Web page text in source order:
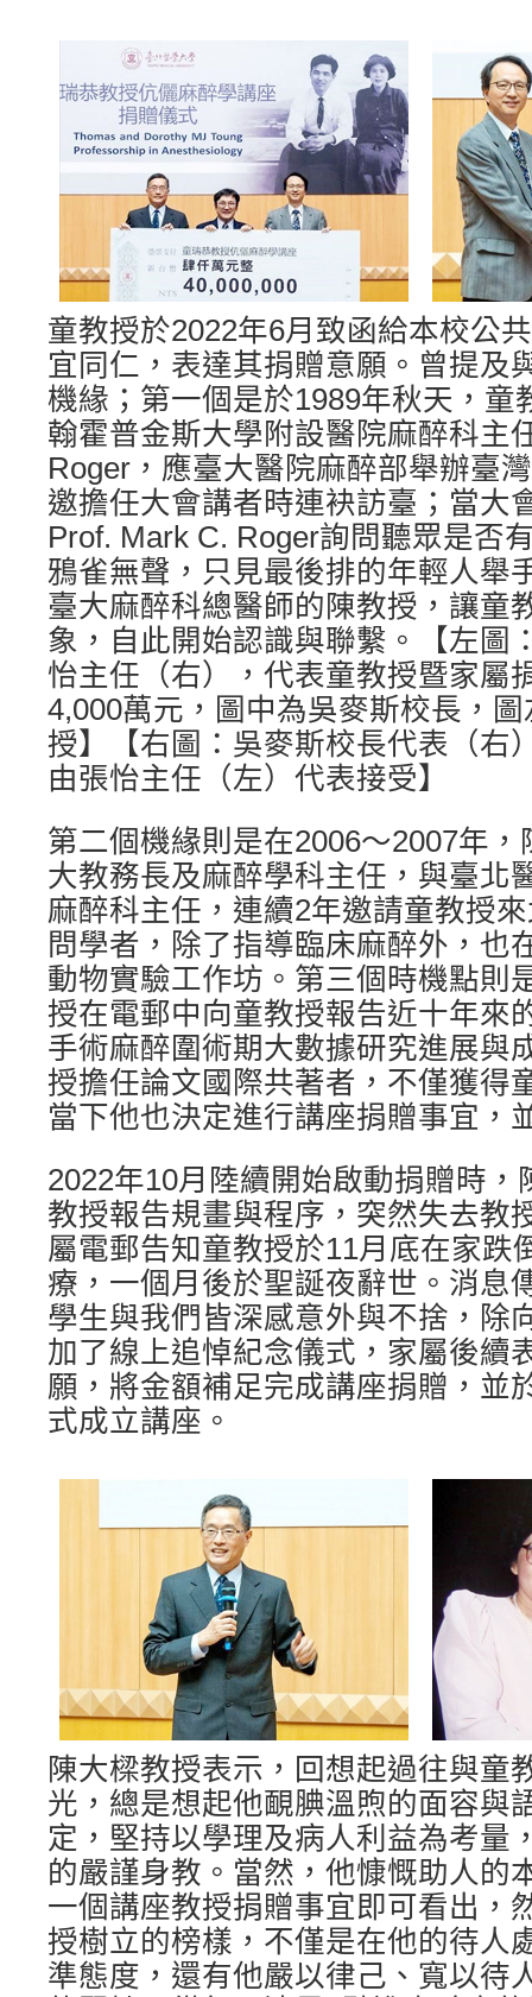
童教授於2022年6月致函給本校公
宜同仁，表達其捐贈意願。曾提及
機緣；第一個是於1989年秋天，童
翰霍普金斯大學附設醫院麻醉科主
Roger，應臺大醫院麻醉部舉辦臺
邀擔任大會講者時連袂訪臺；當大
Prof. Mark C. Roger詢問聽眾是否
鴉雀無聲，只見最後排的年輕人舉
臺大麻醉科總醫師的陳教授，讓童
象，自此開始認識與聯繫。【左圖
怡主任（右），代表童教授暨家屬
4,000萬元，圖中為吳麥斯校長，
授】【右圖：吳麥斯校長代表（右
由張怡主任（左）代表接受】
第二個機緣則是在2006～2007年
大教務長及麻醉學科主任，與臺北
麻醉科主任，連續2年邀請童教授
問學者，除了指導臨床麻醉外，也
動物實驗工作坊。第三個時機點則
授在電郵中向童教授報告近十年來
手術麻醉圍術期大數據研究進展與
授擔任論文國際共著者，不僅獲得
當下他也決定進行講座捐贈事宜，
2022年10月陸續開始啟動捐贈時，
教授報告規畫與程序，突然失去教
屬電郵告知童教授於11月底在家跌
療，一個月後於聖誕夜辭世。消息
學生與我們皆深感意外與不捨，除
加了線上追悼紀念儀式，家屬後續
願，將金額補足完成講座捐贈，並
式成立講座。
陳大樑教授表示，回想起過往與童
光，總是想起他靦腆溫煦的面容與
定，堅持以學理及病人利益為考量
的嚴謹身教。當然，他慷慨助人的
一個講座教授捐贈事宜即可看出，
授樹立的榜樣，不僅是在他的待人
準態度，還有他嚴以律己、寬以待